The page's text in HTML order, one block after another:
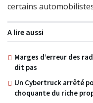
certains
A lire aussi
Marges d’erreur des
dit pas
Un Cybertruck arrêté
choquante du riche